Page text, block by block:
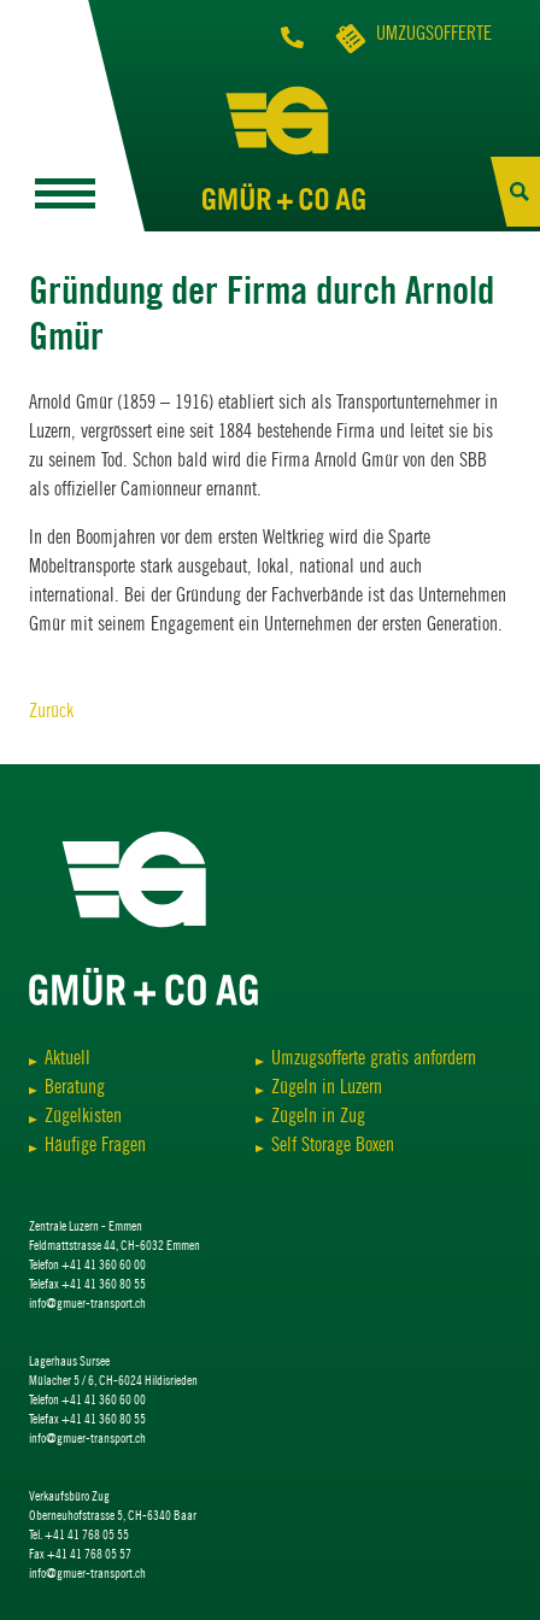
UMZUGSOFFERTE
Gründung der Firma durch Arnold
Gmür
Arnold Gmür (1859 – 1916) etabliert sich als Transportunternehmer in
Luzern, vergrössert eine seit 1884 bestehende Firma und leitet sie bis
zu seinem Tod. Schon bald wird die Firma Arnold Gmür von den SBB
als offizieller Camionneur ernannt.
In den Boomjahren vor dem ersten Weltkrieg wird die Sparte
Möbeltransporte stark ausgebaut, lokal, national und auch
international. Bei der Gründung der Fachverbände ist das Unternehmen
Gmür mit seinem Engagement ein Unternehmen der ersten Generation.
Zurück
Aktuell
Beratung
Zügelkisten
Häufige Fragen
Umzugsofferte gratis anfordern
Zügeln in Luzern
Zügeln in Zug
Self Storage Boxen
Zentrale Luzern - Emmen
Feldmattstrasse 44, CH-6032 Emmen
Telefon +41 41 360 60 00
Telefax +41 41 360 80 55
info@gmuer-transport.ch
Lagerhaus Sursee
Mülacher 5 / 6, CH-6024 Hildisrieden
Telefon +41 41 360 60 00
Telefax +41 41 360 80 55
info@gmuer-transport.ch
Verkaufsbüro Zug
Oberneuhofstrasse 5, CH-6340 Baar
Tel. +41 41 768 05 55
Fax +41 41 768 05 57
info@gmuer-transport.ch